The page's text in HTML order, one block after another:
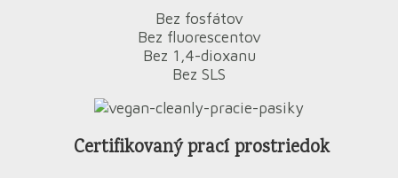
Bez fosfátov
Bez fluorescentov
Bez 1,4-dioxanu
Bez SLS
Certifikovaný prací prostriedok